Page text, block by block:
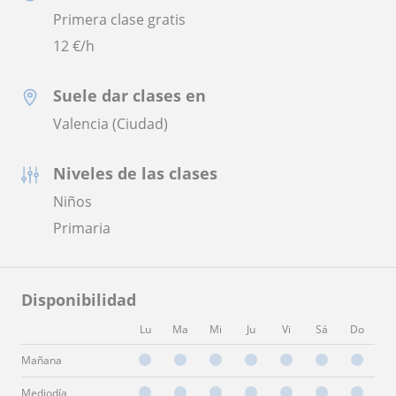
Primera clase gratis
12€/h
Suele dar clases en
Valencia (Ciudad)
Niveles de las clases
Niños
Primaria
Disponibilidad
Lu Ma Mi Ju Vi Sá Do
Mañana
Mediodía